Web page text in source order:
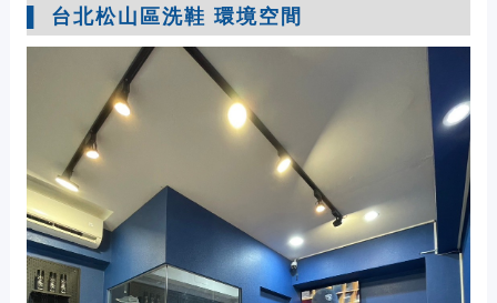
台北松山區洗鞋 環境空間